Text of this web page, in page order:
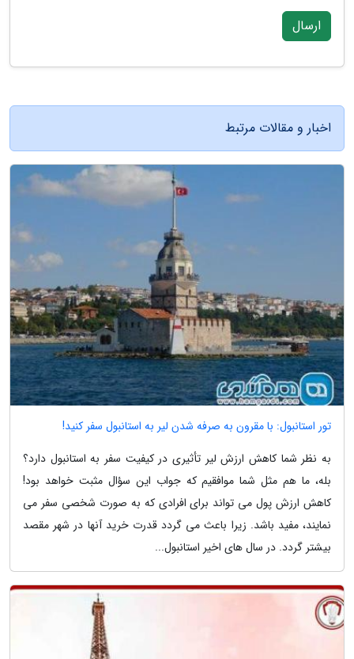
ارسال
اخبار و مقالات مرتبط
تور استانبول: با مقرون به صرفه شدن لیر به استانبول سفر کنید!
به نظر شما کاهش ارزش لیر تأثیری در کیفیت سفر به استانبول دارد؟
بله، ما هم مثل شما موافقیم که جواب این سؤال مثبت خواهد بود!
کاهش ارزش پول می تواند برای افرادی که به صورت شخصی سفر می
نمایند، مفید باشد. زیرا باعث می گردد قدرت خرید آنها در شهر مقصد
بیشتر گردد. در سال های اخیر استانبول...